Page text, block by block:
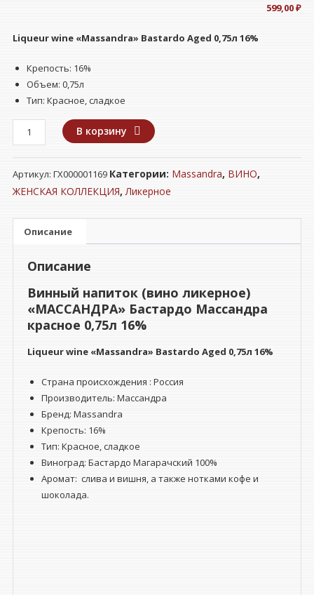
599,00₽
Liqueur wine «Massandra» Bastardo Aged 0,75л 16%
Крепость: 16%
Объем: 0,75л
Тип: Красное, сладкое
Количество
товара
Винный
напиток
(вино
"МАССАНДРА"
Бастардо
красное
0,75л
В корзину
Артикул: ГХ000001169 Категории: Massandra, ВИНО,
ЖЕНСКАЯ КОЛЛЕКЦИЯ,Ликерное
Описание
Описание
Винный напиток (вино ликерное)
«МАССАНДРА» Бастардо Массандра
красное 0,75л 16%
Liqueur wine «Massandra» Bastardo Aged 0,75л 16%
Страна происхождения : Россия
Производитель: Массандра
Бренд: Massandra
Крепость: 16%
Тип: Красное, сладкое
Виноград: Бастардо Магарачский 100%
Аромат: слива и вишня, а также нотками кофе и
шоколада.